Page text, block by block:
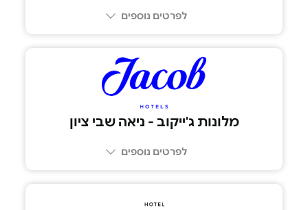
לפרטים נוספים
מלונות ג'ייקוב - ניאה שבי ציון
לפרטים נוספים